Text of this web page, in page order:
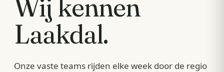
Wij kennen
Laakdal.
Onze vaste teams rijden elke week door de regio